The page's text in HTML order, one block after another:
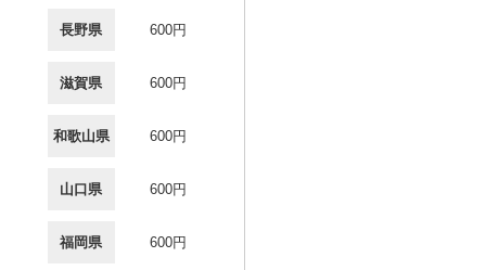
長野県 600円
滋賀県 600円
和歌山県 600円
山口県 600円
福岡県 600円